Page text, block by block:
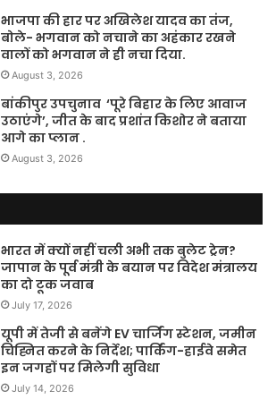
भाजपा की हार पर अखिलेश यादव का तंज,
बोले- भगवान को नचाने का अहंकार रखने
वालों को भगवान ने ही नचा दिया.
August 3, 2026
बांकीपुर उपचुनाव ‘पूरे बिहार के लिए आवाज
उठाएंगे’, जीत के बाद प्रशांत किशोर ने बताया
आगे का प्लान .
August 3, 2026
भारत में क्यों नहीं चली अभी तक बुलेट ट्रेन?
जापान के पूर्व मंत्री के बयान पर विदेश मंत्रालय
का दो टूक जवाब
July 17, 2026
यूपी में तेजी से बनेंगे EV चार्जिंग स्टेशन, जमीन
चिह्नित करने के निर्देश; पार्किंग-हाईवे समेत
इन जगहों पर मिलेगी सुविधा
July 14, 2026